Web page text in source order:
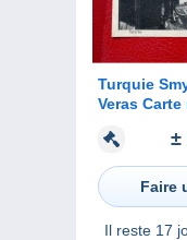
Turquie
Veras
±
Faire
Il reste 17